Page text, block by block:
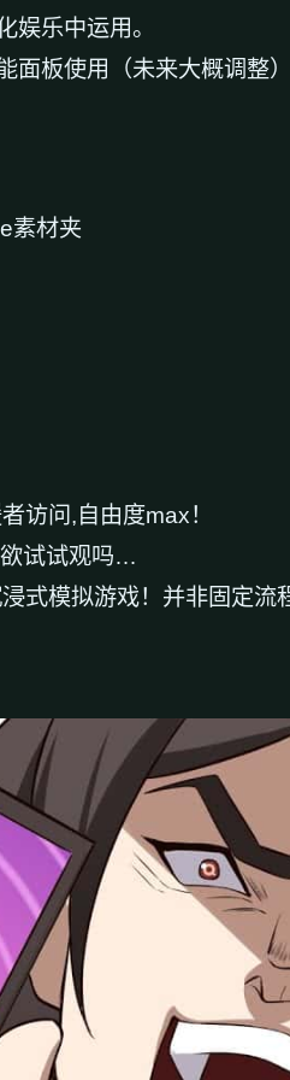
娱乐中运用。
面板使用（未来大概调整
素材夹
访问,自由度max！
欲试试观吗…
式模拟游戏！并非固定